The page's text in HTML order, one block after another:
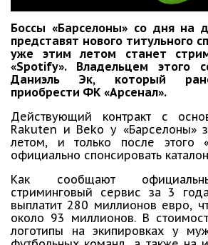
Боссы «Барселоны» со дня на
представят нового титульного
уже этим летом станет
«Spotify». Владельцем этого
Даниэль Эк, который
приобрести ФК «Арсенал».
Действующий контракт с
Rakuten и Beko у «Барселоны»
летом, и только после этого
официально спонсировать
Как сообщают
стриминговый сервис за 3
выплатит 280 миллионов евро,
около 93 миллионов. В
логотипы на экипировках у